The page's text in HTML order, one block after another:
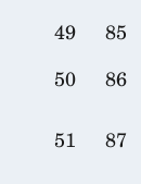
49
85
50
86
51 87